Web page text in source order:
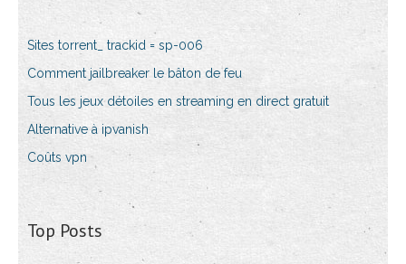
Sites torrent_ trackid = sp-006
Comment jailbreaker le bâton de feu
Tous les jeux détoiles en streaming en direct gratuit
Alternative à ipvanish
Coûts vpn
Top Posts